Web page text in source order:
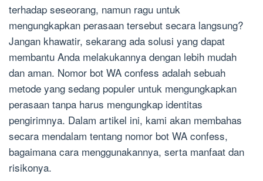
terhadap seseorang, namun ragu untuk
mengungkapkan perasaan tersebut secara langsung?
Jangan khawatir, sekarang ada solusi yang dapat
membantu Anda melakukannya dengan lebih mudah
dan aman. Nomor bot WA confess adalah sebuah
metode yang sedang populer untuk mengungkapkan
perasaan tanpa harus mengungkap identitas
pengirimnya. Dalam artikel ini, kami akan membahas
secara mendalam tentang nomor bot WA confess,
bagaimana cara menggunakannya, serta manfaat dan
risikonya.